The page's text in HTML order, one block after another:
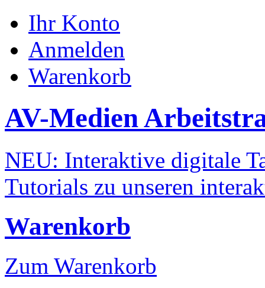
Ihr Konto
Anmelden
Warenkorb
AV-Medien
NEU: Interaktive digitale
Tutorials zu unseren
Warenkorb
Zum Warenkorb